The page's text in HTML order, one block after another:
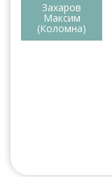
Захаров
Максим
(Коломна)